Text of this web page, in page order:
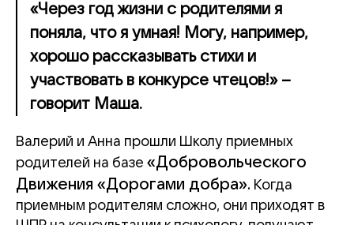
«Через год жизни с родителями я
поняла, что я умная! Могу, например,
хорошо рассказывать стихи и
участвовать в конкурсе чтецов!» –
говорит Маша.
Валерий и Анна прошли Школу приемных
родителей на базе «Добровольческого
Движения «Дорогами добра». Когда
приемным родителям сложно, они приходят в